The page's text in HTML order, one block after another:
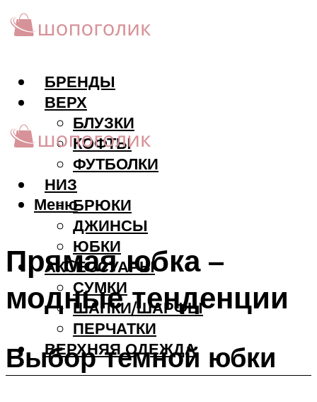
БРЕНДЫ
ВЕРХ
БЛУЗКИ
КОФТЫ
ФУТБОЛКИ
НИЗ
БРЮКИ
ДЖИНСЫ
ЮБКИ
АКCЕССУАРЫ
СУМКИ
ШАПКИ/ШАРФЫ
ПЕРЧАТКИ
ВЕРХНЯЯ ОДЕЖДА
Меню
Прямая юбка –
модные тенденции
Выбор темной юбки